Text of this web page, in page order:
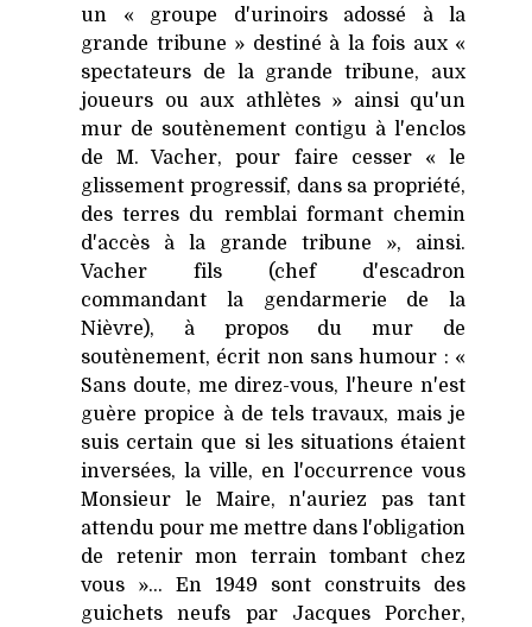
un « groupe d'urinoirs adossé à la
grande tribune » destiné à la fois aux «
spectateurs de la grande tribune, aux
joueurs ou aux athlètes » ainsi qu'un
mur de soutènement contigu à l'enclos
de M. Vacher, pour faire cesser « le
glissement progressif, dans sa propriété,
des terres du remblai formant chemin
d'accès à la grande tribune », ainsi.
Vacher fils (chef d'escadron
commandant la gendarmerie de la
Nièvre), à propos du mur de
soutènement, écrit non sans humour : «
Sans doute, me direz-vous, l'heure n'est
guère propice à de tels travaux, mais je
suis certain que si les situations étaient
inversées, la ville, en l'occurrence vous
Monsieur le Maire, n'auriez pas tant
attendu pour me mettre dans l'obligation
de retenir mon terrain tombant chez
vous »... En 1949 sont construits des
guichets neufs par Jacques Porcher,